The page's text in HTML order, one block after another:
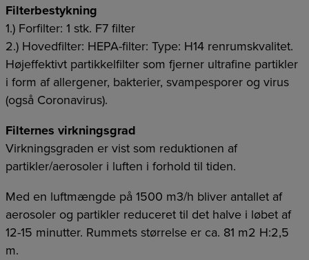
Filterbestykning
1.) Forfilter: 1 stk. F7 filter
2.) Hovedfilter: HEPA-filter: Type: H14 renrumskvalitet.
Højeffektivt partikkelfilter som fjerner ultrafine partikler
i form af allergener, bakterier, svampesporer og virus
(også Coronavirus).
Filternes virkningsgrad
Virkningsgraden er vist som reduktionen af
partikler/aerosoler i luften i forhold til tiden.
Med en luftmængde på 1500 m3/h bliver antallet af
aerosoler og partikler reduceret til det halve i løbet af
12-15 minutter. Rummets størrelse er ca. 81 m2 H:2,5
m.